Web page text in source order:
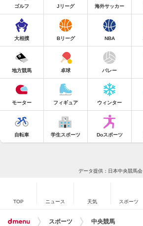
ゴルフ Jリーグ 海外サッカー
大相撲 Bリーグ NBA
地方競馬 卓球 バレー
モーター フィギュア ウィンター
自転車 学生スポーツ Doスポーツ
データ提供：日本中央競馬会
TOP ニュース 天気 スポーツ
スポーツ 中央競馬